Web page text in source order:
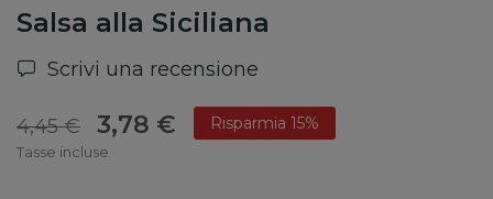
Salsa alla Siciliana
Scrivi una recensione
4,45 € 3,78 € Risparmia 15%
Tasse incluse